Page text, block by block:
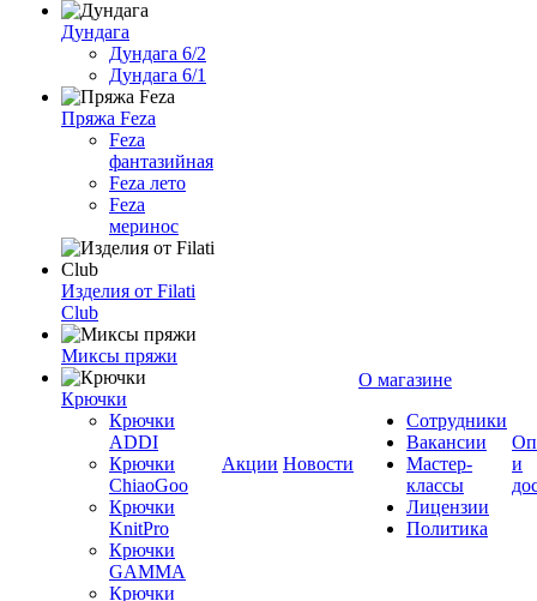
Дундага
Дундага 6/2
Дундага 6/1
Пряжа Feza
Feza
фантазийная
Feza лето
Feza
меринос
Изделия от Filati
Club
Миксы пряжи
Крючки
Крючки
ADDI
Крючки
ChiaoGoo
Крючки
KnitPro
Крючки
GAMMA
Крючки
Акции Новости
О магазине
Сотрудники
Вакансии
Мастер-
классы
Лицензии
Политика
и